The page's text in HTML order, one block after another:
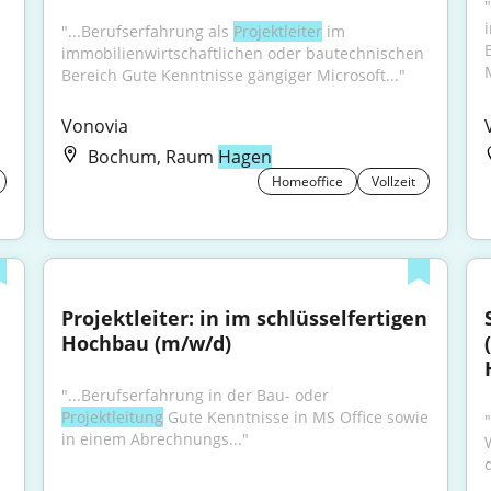
"...Berufserfahrung als Projektleiter im
immobilienwirtschaftlichen oder bautechnischen
Bereich Gute Kenntnisse gängiger Microsoft..."
Vonovia
Bochum, Raum Hagen
Homeoffice Vollzeit
Projektleiter: in im schlüsselfertigen
Hochbau (m/w/d)
Projektleitung Gute Kenntnisse in MS Office sowie
in einem Abrechnungs..."